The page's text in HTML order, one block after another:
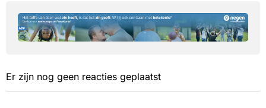
Er zijn nog geen reacties geplaatst